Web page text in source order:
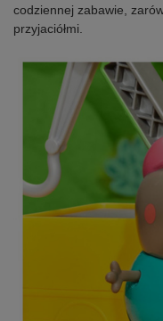
codziennej zabawie,
przyjaciółmi.